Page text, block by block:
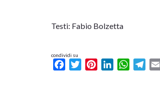
Testi: Fabio Bolzetta
condividi su
FacebookTwitterPinterestLinkedIn